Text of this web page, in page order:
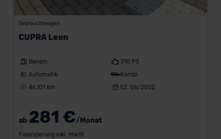
r
b
e
i
e
t
e
Gebrauchtwagen
CUPRA Leon
Benzin
310 PS
Automatik
Kombi
46.101 km
EZ: 06/2022
ab 281 €/Monat
Finanzierung inkl. MwSt.